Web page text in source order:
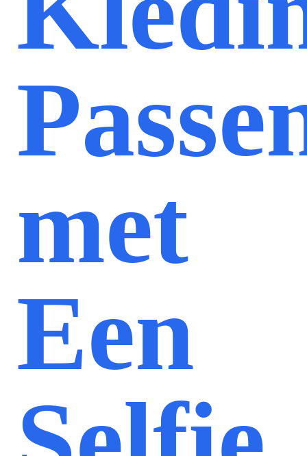
met
Een